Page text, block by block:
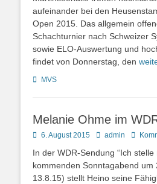
aufeinander bei den
Open 2015. Das allgemein
Schachturnier nach Schweizer
sowie ELO-Auswertung und
findet von Donnerstag, den
Kategorien
MVS
Melanie Ohme im
Posted
6. August 2015 Autoradmin
In der WDR-Sendung “Ich stelle
kommenden Sonntagabend um
13.8.15) stellt Heino seine